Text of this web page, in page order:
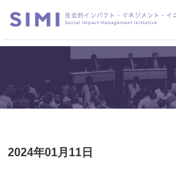
2024年01月11日